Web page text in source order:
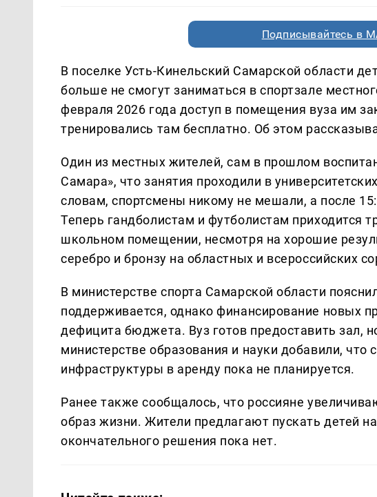
Подписывайтесь в
В поселке Усть-Кинельский Самарской области
больше не смогут заниматься в спортзале
февраля 2026 года доступ в помещения вуза им
тренировались там бесплатно. Об этом
Один из местных жителей, сам в прошлом
Самара», что занятия проходили в
словам, спортсмены никому не мешали, а после
Теперь гандболистам и футболистам приходится
школьном помещении, несмотря на хорошие
серебро и бронзу на областных и всероссийских
В министерстве спорта Самарской области
поддерживается, однако финансирование новых
дефицита бюджета. Вуз готов предоставить зал,
министерстве образования и науки добавили, что
инфраструктуры в аренду пока не планируется.
Ранее также сообщалось, что россияне
образ жизни. Жители предлагают пускать детей
окончательного решения пока нет.